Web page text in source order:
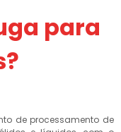
para
de processamento de